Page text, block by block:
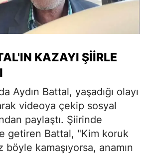
KAZAYI ŞIIRLE
Aydın Battal, yaşadığı olayı
videoya çekip sosyal
paylaştı. Şiirinde
getiren Battal, "Kim koruk
kamaşıyorsa, anamın